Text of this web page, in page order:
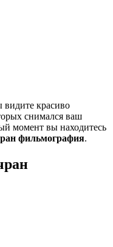
красиво
снимался ваш
момент вы находитесь
фильмография.